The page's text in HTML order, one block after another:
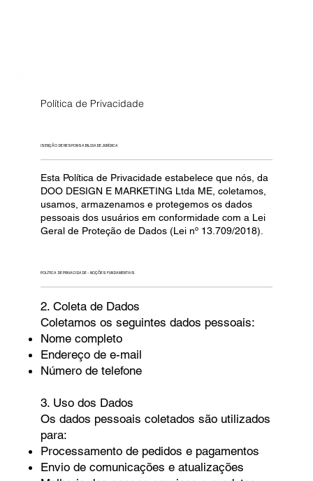
Política de Privacidade
ISENÇÃO DE RESPONSABILIDADE JURÍDICA
Esta Política de Privacidade estabelece que nós, da
DOO DESIGN E MARKETING Ltda ME, coletamos,
usamos, armazenamos e protegemos os dados
pessoais dos usuários em conformidade com a Lei
Geral de Proteção de Dados (Lei nº 13.709/2018).
POLÍTICA DE PRIVACIDADE - NOÇÕES FUNDAMENTAIS
2. Coleta de Dados
Coletamos os seguintes dados pessoais:
Nome completo
Endereço de e-mail
Número de telefone
3. Uso dos Dados
Os dados pessoais coletados são utilizados
para:
Processamento de pedidos e pagamentos
Envio de comunicações e atualizações